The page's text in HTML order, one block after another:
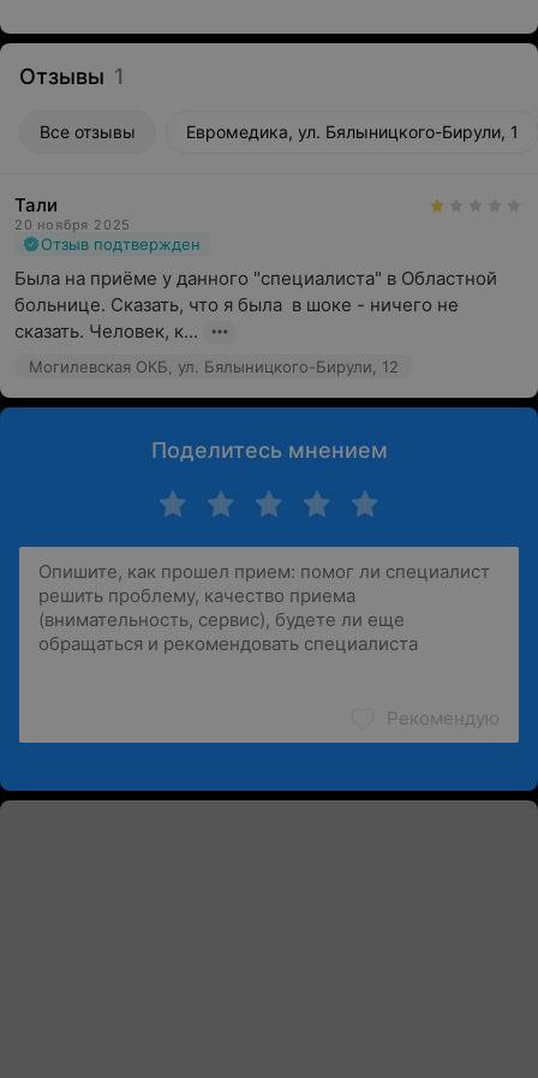
Отзывы 1
Все отзывы Евромедика, ул. Бялыницкого-Бирули, 1
Тали
20 ноября 2025
Отзыв подтвержден
Была на приёме у данного "специалиста" в Областной
больнице. Сказать, что я была  в шоке - ничего не
сказать. Человек, к...
Могилевская ОКБ, ул. Бялыницкого-Бирули, 12
Поделитесь мнением
Рекомендую